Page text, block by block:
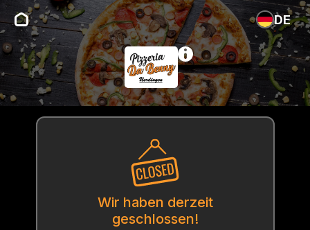
DE
Wir haben derzeit
geschlossen!